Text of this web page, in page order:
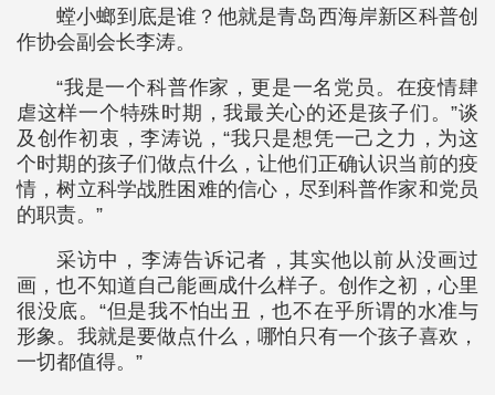
螳小螂到底是谁？他就是青岛西海岸新区科普创
作协会副会长李涛。
“我是一个科普作家，更是一名党员。在疫情肆
虐这样一个特殊时期，我最关心的还是孩子们。”谈
及创作初衷，李涛说，“我只是想凭一己之力，为这
个时期的孩子们做点什么，让他们正确认识当前的疫
情，树立科学战胜困难的信心，尽到科普作家和党员
的职责。”
采访中，李涛告诉记者，其实他以前从没画过
画，也不知道自己能画成什么样子。创作之初，心里
很没底。“但是我不怕出丑，也不在乎所谓的水准与
形象。我就是要做点什么，哪怕只有一个孩子喜欢，
一切都值得。”